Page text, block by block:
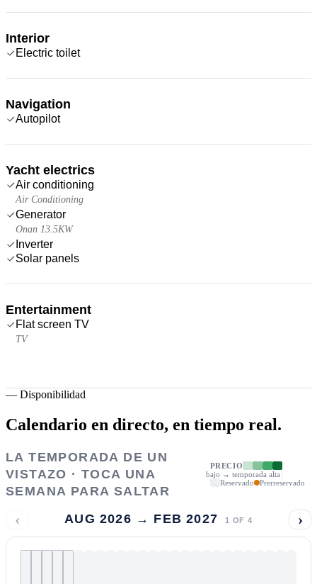
Interior
Electric toilet
Navigation
Autopilot
Yacht electrics
Air conditioning
Air Conditioning
Generator
Onan 13.5KW
Inverter
Solar panels
Entertainment
Flat screen TV
TV
— Disponibilidad
Calendario en directo, en tiempo real.
LA TEMPORADA DE UN
VISTAZO · TOCA UNA
SEMANA PARA SALTAR
PRECIO
bajo → temporada alta
Reservado
Prerreservado
‹ AUG 2026 → FEB 2027 1 OF 4 ›